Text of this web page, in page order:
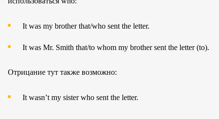
It was my brother that/who sent the letter.
It was Mr. Smith that/to whom my brother sent the letter (to).
Отрицание тут также возможно:
It wasn’t my sister who sent the letter.